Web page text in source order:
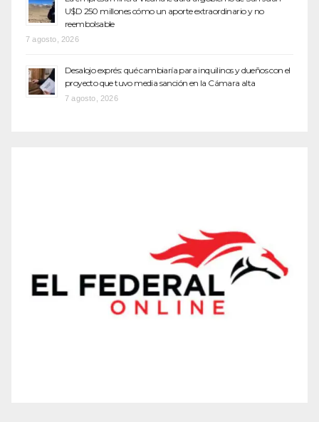
U$D 250 millones cómo un aporte extraordinario y no
reembolsable
7 agosto, 2026
Desalojo exprés: qué cambiaría para inquilinos y dueños con el
proyecto que tuvo media sanción en la Cámara alta
7 agosto, 2026